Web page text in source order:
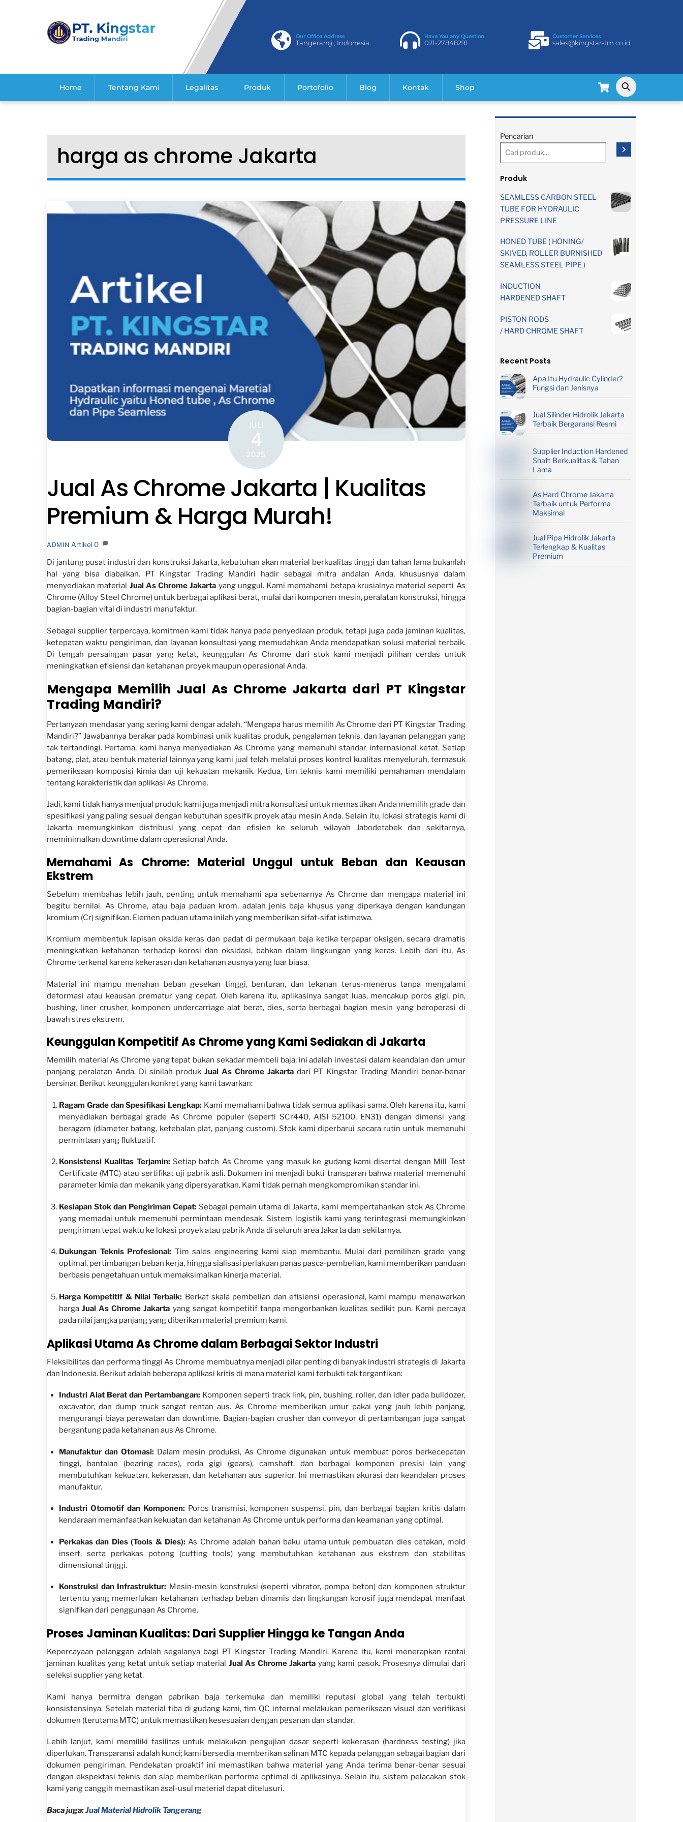
Cart
Home Tentang Kami Legalitas Produk Portofolio Blog Kontak Shop
Our Office Address
Tangerang , Indonesia
Have You any Question
021-27848291
Customer Services
sales@kingstar-tm.co.id
harga as chrome Jakarta
JULI
4
2025
Jual As Chrome Jakarta | Kualitas
Premium & Harga Murah!
ADMIN Artikel 0
Di jantung pusat industri dan konstruksi Jakarta, kebutuhan akan material berkualitas tinggi dan tahan lama bukanlah
hal yang bisa diabaikan. PT Kingstar Trading Mandiri hadir sebagai mitra andalan Anda, khususnya dalam
menyediakan material Jual As Chrome Jakarta yang unggul. Kami memahami betapa krusialnya material seperti As
Chrome (Alloy Steel Chrome) untuk berbagai aplikasi berat, mulai dari komponen mesin, peralatan konstruksi, hingga
bagian-bagian vital di industri manufaktur.
Sebagai supplier terpercaya, komitmen kami tidak hanya pada penyediaan produk, tetapi juga pada jaminan kualitas,
ketepatan waktu pengiriman, dan layanan konsultasi yang memudahkan Anda mendapatkan solusi material terbaik.
Di tengah persaingan pasar yang ketat, keunggulan As Chrome dari stok kami menjadi pilihan cerdas untuk
meningkatkan efisiensi dan ketahanan proyek maupun operasional Anda.
Mengapa Memilih Jual As Chrome Jakarta dari PT Kingstar
Trading Mandiri?
Pertanyaan mendasar yang sering kami dengar adalah, “Mengapa harus memilih As Chrome dari PT Kingstar Trading
Mandiri?” Jawabannya berakar pada kombinasi unik kualitas produk, pengalaman teknis, dan layanan pelanggan yang
tak tertandingi. Pertama, kami hanya menyediakan As Chrome yang memenuhi standar internasional ketat. Setiap
batang, plat, atau bentuk material lainnya yang kami jual telah melalui proses kontrol kualitas menyeluruh, termasuk
pemeriksaan komposisi kimia dan uji kekuatan mekanik. Kedua, tim teknis kami memiliki pemahaman mendalam
tentang karakteristik dan aplikasi As Chrome.
Jadi, kami tidak hanya menjual produk; kami juga menjadi mitra konsultasi untuk memastikan Anda memilih grade dan
spesifikasi yang paling sesuai dengan kebutuhan spesifik proyek atau mesin Anda. Selain itu, lokasi strategis kami di
Jakarta memungkinkan distribusi yang cepat dan efisien ke seluruh wilayah Jabodetabek dan sekitarnya,
meminimalkan downtime dalam operasional Anda.
Memahami As Chrome: Material Unggul untuk Beban dan Keausan
Ekstrem
Sebelum membahas lebih jauh, penting untuk memahami apa sebenarnya As Chrome dan mengapa material ini
begitu bernilai. As Chrome, atau baja paduan krom, adalah jenis baja khusus yang diperkaya dengan kandungan
kromium (Cr) signifikan. Elemen paduan utama inilah yang memberikan sifat-sifat istimewa.
Kromium membentuk lapisan oksida keras dan padat di permukaan baja ketika terpapar oksigen, secara dramatis
meningkatkan ketahanan terhadap korosi dan oksidasi, bahkan dalam lingkungan yang keras. Lebih dari itu, As
Chrome terkenal karena kekerasan dan ketahanan ausnya yang luar biasa.
Material ini mampu menahan beban gesekan tinggi, benturan, dan tekanan terus-menerus tanpa mengalami
deformasi atau keausan prematur yang cepat. Oleh karena itu, aplikasinya sangat luas, mencakup poros gigi, pin,
bushing, liner crusher, komponen undercarriage alat berat, dies, serta berbagai bagian mesin yang beroperasi di
bawah stres ekstrem.
Keunggulan Kompetitif As Chrome yang Kami Sediakan di Jakarta
Memilih material As Chrome yang tepat bukan sekadar membeli baja; ini adalah investasi dalam keandalan dan umur
panjang peralatan Anda. Di sinilah produk Jual As Chrome Jakartadari PT Kingstar Trading Mandiri benar-benar
bersinar. Berikut keunggulan konkret yang kami tawarkan:
Ragam Grade dan Spesifikasi Lengkap: Kami memahami bahwa tidak semua aplikasi sama. Oleh karena itu, kami
menyediakan berbagai grade As Chrome populer (seperti SCr440, AISI 52100, EN31) dengan dimensi yang
beragam (diameter batang, ketebalan plat, panjang custom). Stok kami diperbarui secara rutin untuk memenuhi
permintaan yang fluktuatif.
Konsistensi Kualitas Terjamin:Setiap batch As Chrome yang masuk ke gudang kami disertai dengan Mill Test
Certificate (MTC) atau sertifikat uji pabrik asli. Dokumen ini menjadi bukti transparan bahwa material memenuhi
parameter kimia dan mekanik yang dipersyaratkan. Kami tidak pernah mengkompromikan standar ini.
Kesiapan Stok dan Pengiriman Cepat: Sebagai pemain utama di Jakarta, kami mempertahankan stok As Chrome
yang memadai untuk memenuhi permintaan mendesak. Sistem logistik kami yang terintegrasi memungkinkan
pengiriman tepat waktu ke lokasi proyek atau pabrik Anda di seluruh area Jakarta dan sekitarnya.
Dukungan Teknis Profesional: Tim sales engineering kami siap membantu. Mulai dari pemilihan grade yang
optimal, pertimbangan beban kerja, hingga sialisasi perlakuan panas pasca-pembelian, kami memberikan panduan
berbasis pengetahuan untuk memaksimalkan kinerja material.
Harga Kompetitif & Nilai Terbaik: Berkat skala pembelian dan efisiensi operasional, kami mampu menawarkan
hargaJual As Chrome Jakarta yang sangat kompetitif tanpa mengorbankan kualitas sedikit pun. Kami percaya
pada nilai jangka panjang yang diberikan material premium kami.
Aplikasi Utama As Chrome dalam Berbagai Sektor Industri
Fleksibilitas dan performa tinggi As Chrome membuatnya menjadi pilar penting di banyak industri strategis di Jakarta
dan Indonesia. Berikut adalah beberapa aplikasi kritis di mana material kami terbukti tak tergantikan:
Industri Alat Berat dan Pertambangan:Komponen seperti track link, pin, bushing, roller, dan idler pada bulldozer,
excavator, dan dump truck sangat rentan aus. As Chrome memberikan umur pakai yang jauh lebih panjang,
mengurangi biaya perawatan dan downtime. Bagian-bagian crusher dan conveyor di pertambangan juga sangat
bergantung pada ketahanan aus As Chrome.
Manufaktur dan Otomasi: Dalam mesin produksi, As Chrome digunakan untuk membuat poros berkecepatan
tinggi, bantalan (bearing races), roda gigi (gears), camshaft, dan berbagai komponen presisi lain yang
membutuhkan kekuatan, kekerasan, dan ketahanan aus superior. Ini memastikan akurasi dan keandalan proses
manufaktur.
Industri Otomotif dan Komponen:Poros transmisi, komponen suspensi, pin, dan berbagai bagian kritis dalam
kendaraan memanfaatkan kekuatan dan ketahanan As Chrome untuk performa dan keamanan yang optimal.
Perkakas dan Dies (Tools & Dies): As Chrome adalah bahan baku utama untuk pembuatan dies cetakan, mold
insert, serta perkakas potong (cutting tools) yang membutuhkan ketahanan aus ekstrem dan stabilitas
dimensional tinggi.
Konstruksi dan Infrastruktur: Mesin-mesin konstruksi (seperti vibrator, pompa beton) dan komponen struktur
tertentu yang memerlukan ketahanan terhadap beban dinamis dan lingkungan korosif juga mendapat manfaat
signifikan dari penggunaan As Chrome.
Proses Jaminan Kualitas: Dari Supplier Hingga ke Tangan Anda
Kepercayaan pelanggan adalah segalanya bagi PT Kingstar Trading Mandiri. Karena itu, kami menerapkan rantai
jaminan kualitas yang ketat untuk setiap material Jual As Chrome Jakarta yang kami pasok. Prosesnya dimulai dari
seleksi supplier yang ketat.
Kami hanya bermitra dengan pabrikan baja terkemuka dan memiliki reputasi global yang telah terbukti
konsistensinya. Setelah material tiba di gudang kami, tim QC internal melakukan pemeriksaan visual dan verifikasi
dokumen (terutama MTC) untuk memastikan kesesuaian dengan pesanan dan standar.
Lebih lanjut, kami memiliki fasilitas untuk melakukan pengujian dasar seperti kekerasan (hardness testing) jika
diperlukan. Transparansi adalah kunci; kami bersedia memberikan salinan MTC kepada pelanggan sebagai bagian dari
dokumen pengiriman. Pendekatan proaktif ini memastikan bahwa material yang Anda terima benar-benar sesuai
dengan ekspektasi teknis dan siap memberikan performa optimal di aplikasinya. Selain itu, sistem pelacakan stok
kami yang canggih memastikan asal-usul material dapat ditelusuri.
Baca juga:Jual Material Hidrolik Tangerang
Pencarian
Produk
SEAMLESS CARBON STEEL
TUBE FOR HYDRAULIC
PRESSURE LINE
HONED TUBE ( HONING/
SKIVED, ROLLER BURNISHED
SEAMLESS STEEL PIPE )
INDUCTION
HARDENED SHAFT
PISTON RODS
/ HARD CHROME SHAFT
Recent Posts
Apa Itu Hydraulic Cylinder?
Fungsi dan Jenisnya
Jual Silinder Hidrolik Jakarta
Terbaik Bergaransi Resmi
Supplier Induction Hardened
Shaft Berkualitas & Tahan
Lama
As Hard Chrome Jakarta
Terbaik untuk Performa
Maksimal
Jual Pipa Hidrolik Jakarta
Terlengkap & Kualitas
Premium